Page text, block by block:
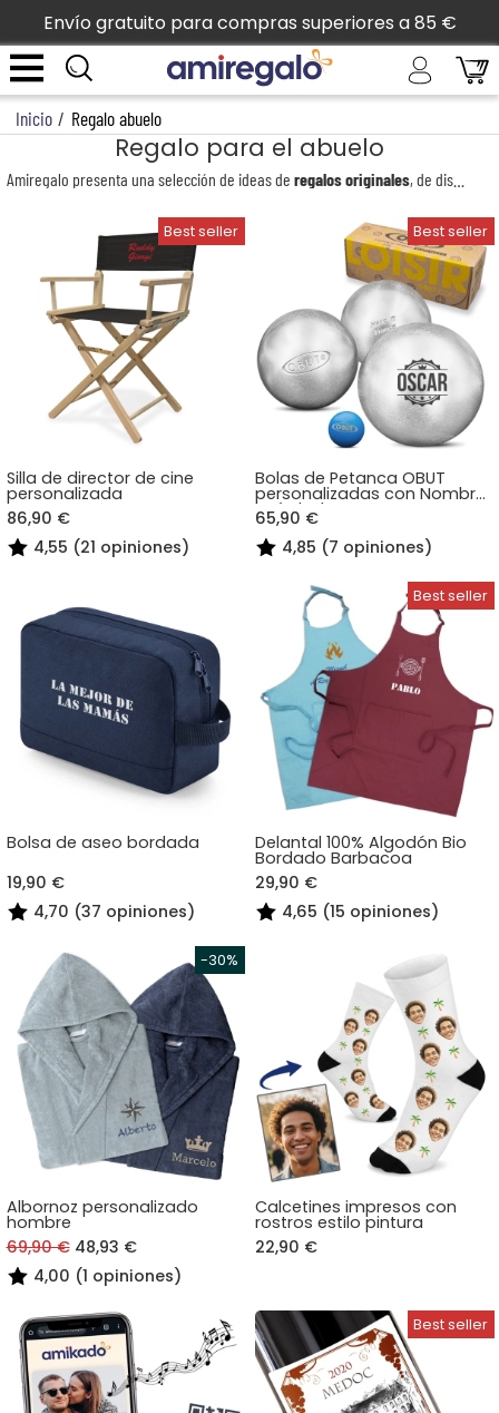
Envío gratuito para compras superiores a 85 €
Inicio / Regalo abuelo
Regalo para el abuelo
Amiregalo presenta una selección de ideas deregalos originales, de diseño y personalizados para tu abuelo o buen padre. Por su cumpleaños o por Navidad, ofrece a tu abuelo un regalo lleno de emociones. Descubra en nuestra sección especial de
Silla de director de cine
personalizada
86,90 €
4,55 (21 opiniones)
Bolas de Petanca OBUT
personalizadas con Nombre
y Símbolos
65,90 €
4,85 (7 opiniones)
Bolsa de aseo bordada
19,90 €
4,70 (37 opiniones)
Delantal 100% Algodón Bio
Bordado Barbacoa
29,90 €
4,65 (15 opiniones)
Albornoz personalizado
hombre
69,90 €48,93 €
4,00 (1 opiniones)
Calcetines impresos con
rostros estilo pintura
22,90 €